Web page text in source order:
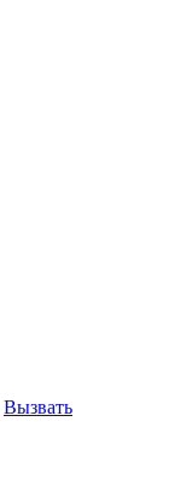
Вызвать